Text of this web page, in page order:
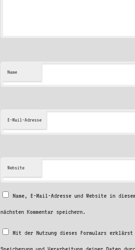
Name
E-Mail-Adresse
Website
Name, E-Mail-Adresse und Website in
nächsten Kommentar speichern.
Mit der Nutzung dieses Formulars